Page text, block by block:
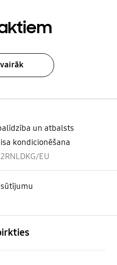
un atbalsts
kondicionēšana
EU